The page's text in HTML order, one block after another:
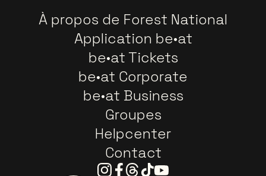
À propos de Forest National
Application be•at
be•at Tickets
be•at Corporate
be•at Business
Groupes
Helpcenter
Contact
Instagram
Facebook
Threads
TiktokYoutube